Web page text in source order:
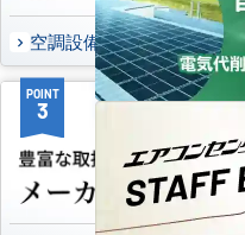
空調設備のご提案について
POINT
3